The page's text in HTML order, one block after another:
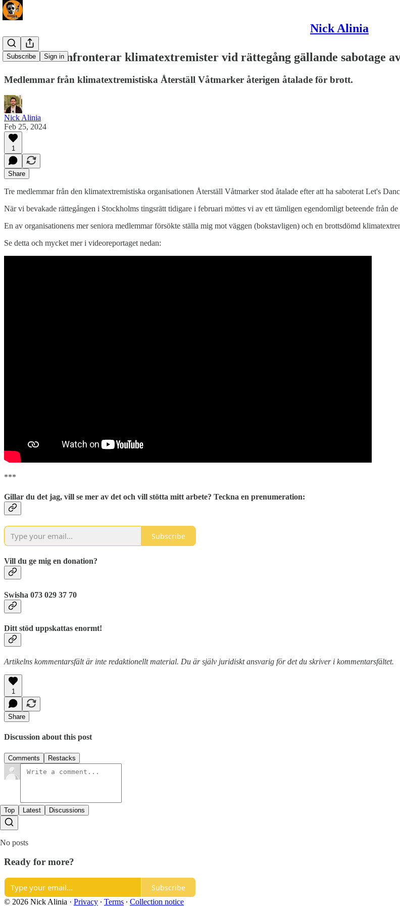
Nick Alinia
Subscribe Sign in
VIDEO: Konfronterar klimatextremister vid rättegång gällande sabotage
Medlemmar från klimatextremistiska Återställ Våtmarker återigen åtalade för brott.
Nick Alinia
Feb 25, 2024
1
Share
Tre medlemmar från den klimatextremistiska organisationen Återställ Våtmarker stod åtalade efter att ha saboterat Let's
När vi bevakade rättegången i Stockholms tingsrätt tidigare i februari möttes vi av ett tämligen egendomligt beteende från de
En av organisationens mer seniora medlemmar försökte ställa mig mot väggen (bokstavligen) och en brottsdömd
Se detta och mycket mer i videoreportaget nedan:
***
Gillar du det jag, vill se mer av det och vill stötta mitt arbete? Teckna en prenumeration:
Subscribe
Vill du ge mig en donation?
Swisha 073 029 37 70
Ditt stöd uppskattas enormt!
Artikelns kommentarsfält är inte redaktionellt material. Du är själv juridiskt ansvarig för det du skriver i kommentarsfältet.
1
Share
Discussion about this post
Comments Restacks
Top Latest Discussions
No posts
Ready for more?
Subscribe
© 2026 Nick Alinia · Privacy ∙ Terms ∙ Collection notice